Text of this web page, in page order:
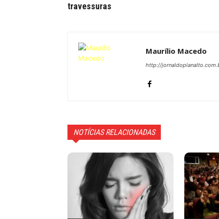
travessuras
Maurílio Macedo
http://
NOTÍCIAS RELACIONADAS